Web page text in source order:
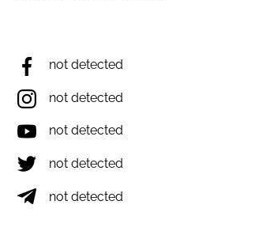
not detected
not detected
not detected
not detected
not detected